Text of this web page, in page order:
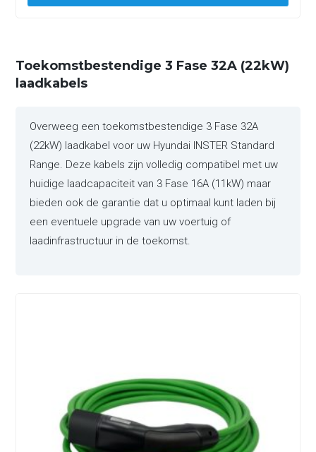
Toekomstbestendige 3 Fase 32A (22kW)
laadkabels
Overweeg een toekomstbestendige 3 Fase 32A
(22kW) laadkabel voor uw Hyundai INSTER Standard
Range. Deze kabels zijn volledig compatibel met uw
huidige laadcapaciteit van 3 Fase 16A (11kW) maar
bieden ook de garantie dat u optimaal kunt laden bij
een eventuele upgrade van uw voertuig of
laadinfrastructuur in de toekomst.